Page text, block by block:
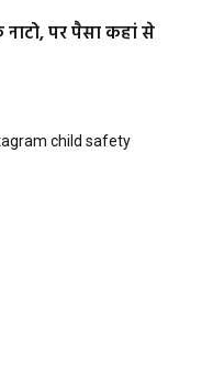
नाटो, पर पैसा कहां से